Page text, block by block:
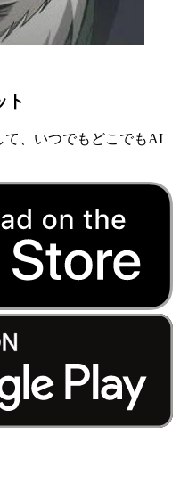
ト
て、いつでもどこでもAI